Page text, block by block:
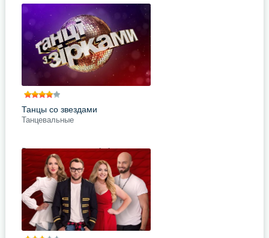
Танцы со звездами
Танцевальные
В жизни телеканала 1+1
величайшее событие, ведь на его
экраны вернулось популярное шоу
«Танцы со звёздами». Ещё более
яркие и красивые костюмы,
подробнее
Поделись с друзьями